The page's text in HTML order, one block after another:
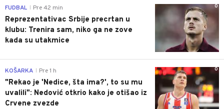
0
FUDBAL Pre 42 min
Reprezentativac Srbije precrtan u
klubu: Trenira sam, niko ga ne zove
kada su utakmice
0
KOŠARKA Pre 1 h
"Rekao je 'Nedice, šta ima?', to su mu
uvalili": Nedović otkrio kako je otišao iz
Crvene zvezde